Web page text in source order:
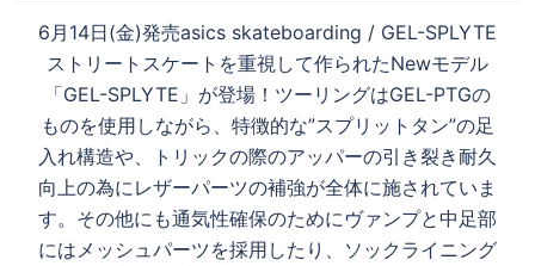
す
る
ー
ン
6月14日(金)発売asics skateboarding / GEL-SPLYTE
ストリートスケートを重視して作られたNewモデル
「GEL-SPLYTE」が登場！ツーリングはGEL-PTGの
ものを使用しながら、特徴的な”スプリットタン”の足
入れ構造や、トリックの際のアッパーの引き裂き耐久
向上の為にレザーパーツの補強が全体に施されていま
す。その他にも通気性確保のためにヴァンプと中足部
にはメッシュパーツを採用したり、ソックライニング